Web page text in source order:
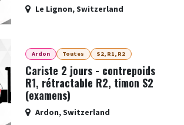
Le Lignon,Switzerland
Ardon Toutes S2, R1, R2
Cariste 2 jours - contrepoids
R1, rétractable R2, timon S2
(examens)
Ardon,Switzerland